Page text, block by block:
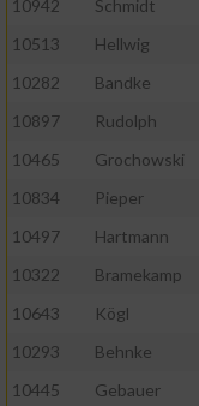
10942
Schmidt
10513
Hellwig
10282
Bandke
10897
Rudolph
10465
Grochowski
10834
Pieper
10497
Hartmann
10322
Bramekamp
10643
Kögl
10293
Behnke
10445
Gebauer